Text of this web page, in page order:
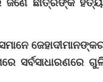
ସର୍ବସାଧାରଣରେ